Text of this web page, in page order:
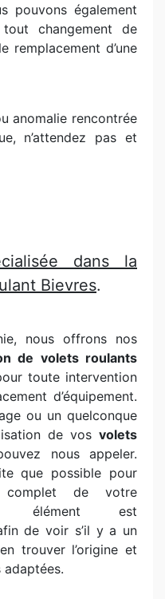
pouvons également
changement de
remplacement d’une
anomalie rencontrée
n’attendez pas et
dans la
Bievres.
nous offrons nos
de volets roulants
toute intervention
d’équipement.
ou un quelconque
de vos volets
nous appeler.
que possible pour
complet de votre
élément est
de voir s’il y a un
trouver l’origine et